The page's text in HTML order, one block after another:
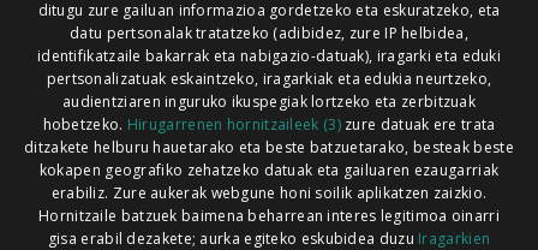
Xorroxin irratia | Lesaka | T. 948638288
Codesyntaxek garatua
ditugu zure gailuan informazioa gordetzeko eta eskuratzeko, eta
datu pertsonalak tratatzeko (adibidez, zure IP helbidea,
identifikatzaile bakarrak eta nabigazio-datuak), iragarki eta eduki
pertsonalizatuak eskaintzeko, iragarkiak eta edukia neurtzeko,
audientziaren inguruko ikuspegiak lortzeko eta zerbitzuak
hobetzeko. Hirugarrenen hornitzaileek (3)zure datuak ere trata
ditzakete helburu hauetarako eta beste batzuetarako, besteak beste
kokapen geografiko zehatzeko datuak eta gailuaren ezaugarriak
erabiliz. Zure aukerak webgune honi soilik aplikatzen zaizkio.
Hornitzaile batzuek baimena beharrean interes legitimoa oinarri
gisa erabil dezakete; aurka egiteko eskubidea duzu Iragarkien